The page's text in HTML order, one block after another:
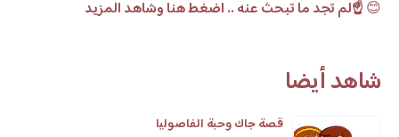
😊☝️لم تجد ما تبحث عنه .. اضغط هنا وشاهد المزيد
شاهد أيضا
قصة جاك وحبة الفاصوليا